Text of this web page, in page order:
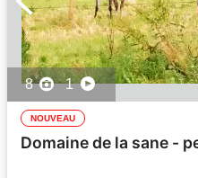
8 1
NOUVEAU
Domaine de la sane -